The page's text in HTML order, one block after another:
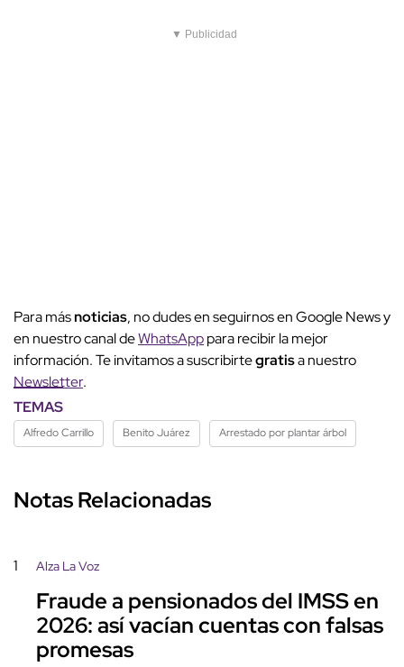
▼ Publicidad
Para másnoticias, no dudes en seguirnos en Google News y
en nuestro canal deWhatsApppara recibir la mejor
información. Te invitamos a suscribirtegratisa nuestro
Newsletter.
TEMAS
Alfredo Carrillo Benito Juárez Arrestado por plantar árbol
Notas Relacionadas
1 Alza La Voz
Fraude a pensionados del IMSS en
2026: así vacían cuentas con falsas
promesas